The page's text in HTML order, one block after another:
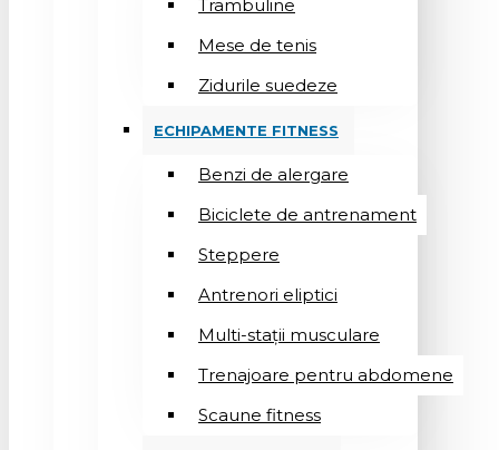
Trambuline
Mese de tenis
Zidurile suedeze
ECHIPAMENTE FITNESS
Benzi de alergare
Biciclete de antrenament
Steppere
Antrenori eliptici
Multi-stații musculare
Trenajoare pentru abdomene
Scaune fitness